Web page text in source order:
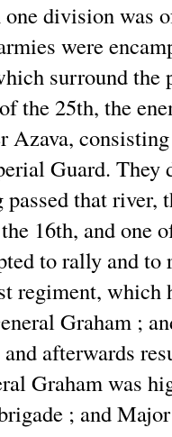
division was
were
surround the
the 25th, the
Azava,
Guard. They
that river,
16th, and one
to rally and
regiment, which
Graham ;
afterwards
Graham was
; and